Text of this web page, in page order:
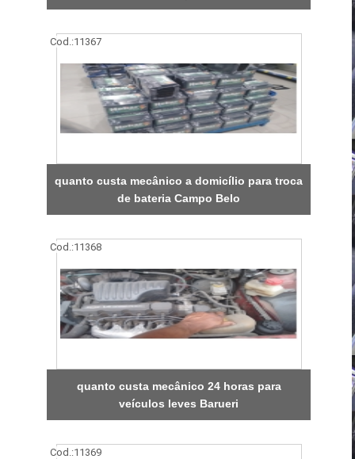
Cod.:11367
quanto custa mecânico a domicílio para troca
de bateria Campo Belo
Cod.:11368
quanto custa mecânico 24 horas para
veículos leves Barueri
Cod.:11369